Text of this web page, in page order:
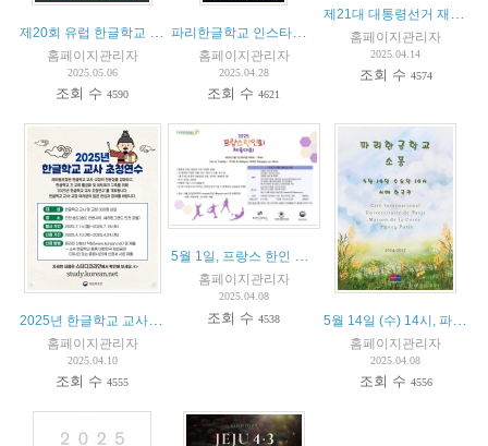
홈페이지관리자
2025.05.06
조회 수4590
홈페이지관리자
2025.04.28
조회 수4621
홈페이지관리자
2025.04.14
조회 수 4574
홈페이지관리자
2025.04.10
조회 수4555
5월 1일, 프랑스 한인 체육대회
홈페이지관리자
2025.04.08
조회 수4538 5월 14일 (수) 14시, 파리한글학교 소풍
홈페이지관리자
2025.04.08
조회 수 4556